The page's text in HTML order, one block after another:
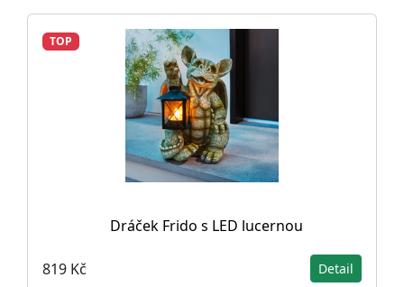
TOP
Dráček Frido s LED lucernou
819 Kč Detail